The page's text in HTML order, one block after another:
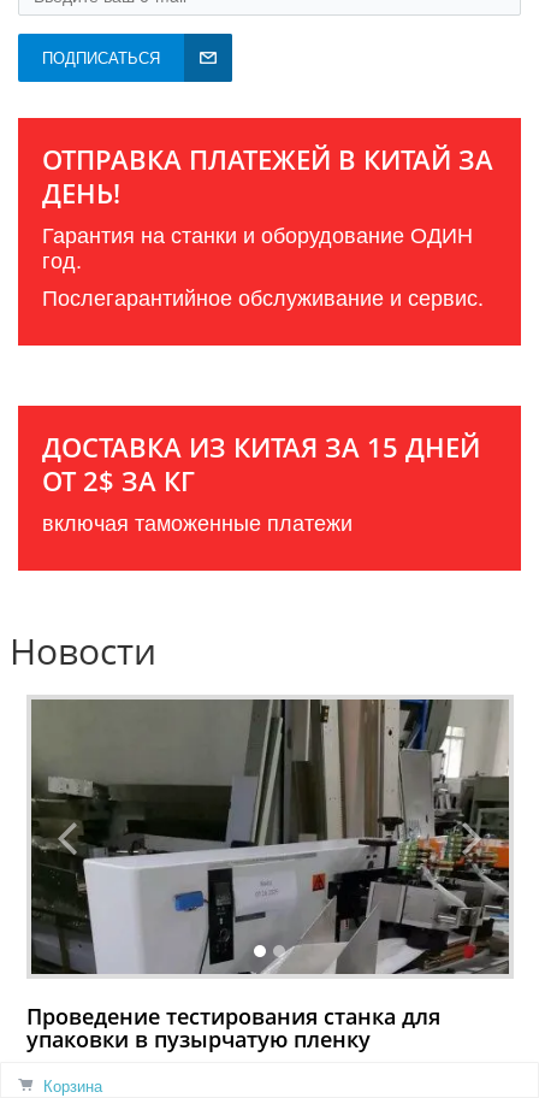
ПОДПИСАТЬСЯ
ОТПРАВКА ПЛАТЕЖЕЙ В КИТАЙ ЗА
ДЕНЬ!
Гарантия на станки и оборудование ОДИН
год.
Послегарантийное обслуживание и сервис.
ДОСТАВКА ИЗ КИТАЯ ЗА 15 ДНЕЙ
ОТ 2$ ЗА КГ
включая таможенные платежи
Новости
Проведение тестирования станка для
упаковки в пузырчатую пленку
02.08.2026
Корзина